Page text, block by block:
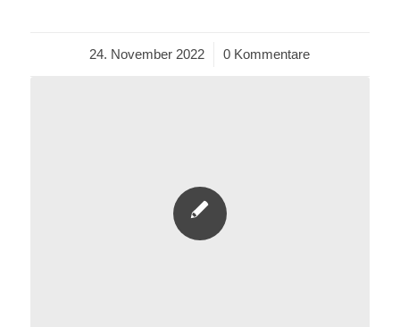
24. November 2022
/ 0 Kommentare